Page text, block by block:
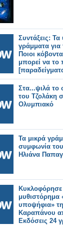
Συντάξεις: Τα
γράμματα για
Ποιοι
μπορεί να το
Στα...ψιλά το
του Τζολάκη
Ολυμπιακό
Τα μικρά
συμφωνία
Ηλιάνα
Κυκλοφόρησε
μυθιστόρημα
υποψήφια»
Καραπάνου
Εκδόσεις 24